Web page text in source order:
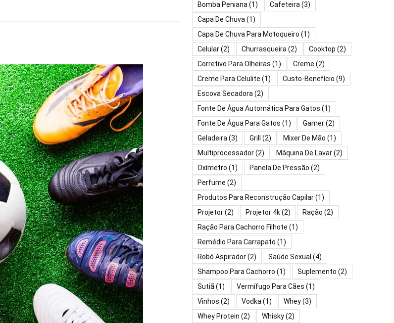
Bomba Peniana (1) Cafeteira (3)
Capa De Chuva (1)
Capa De Chuva Para Motoqueiro (1)
Celular(2) Churrasqueira (2) Cooktop (2)
Corretivo Para Olheiras (1) Creme (2)
Creme Para Celulite (1) Custo-Benefício (9)
Escova Secadora (2)
Fonte De Água Automática Para Gatos (1)
Fonte De Água Para Gatos (1) Gamer(2)
Geladeira (3) Grill (2) Mixer De Mão (1)
Multiprocessador(2) Máquina De Lavar(2)
Oxímetro (1) Panela De Pressão (2)
Perfume (2)
Produtos Para Reconstrução Capilar(1)
Projetor(2) Projetor 4k(2) Ração (2)
Ração Para Cachorro Filhote (1)
Remédio Para Carrapato (1)
Robô Aspirador(2) Saúde Sexual (4)
Shampoo Para Cachorro (1) Suplemento (2)
Sutiã (1) Vermífugo Para Cães (1)
Vinhos (2) Vodka (1) Whey(3)
Whey Protein (2) Whisky(2)